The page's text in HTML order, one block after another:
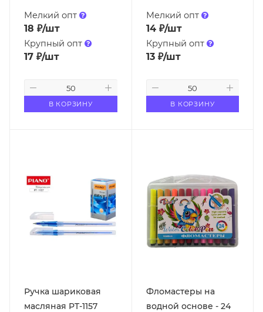
Мелкий опт
18 ₽/шт
Крупный опт
17 ₽/шт
В КОРЗИНУ
Мелкий опт
14₽/шт
Крупный опт
13₽/шт
В КОРЗИНУ
Ручка шариковая
масляная PT-1157
Фломастеры на
водной основе - 24